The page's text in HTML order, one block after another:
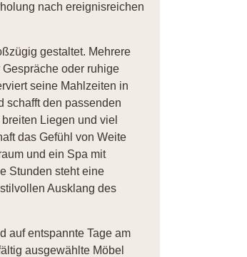
nach ereignisreichen
gestaltet. Mehrere
oder ruhige
seine Mahlzeiten in
schafft den passenden
Liegen und viel
das Gefühl von Weite
und ein Spa mit
Stunden steht eine
Ausklang des
auf entspannte Tage am
ausgewählte Möbel